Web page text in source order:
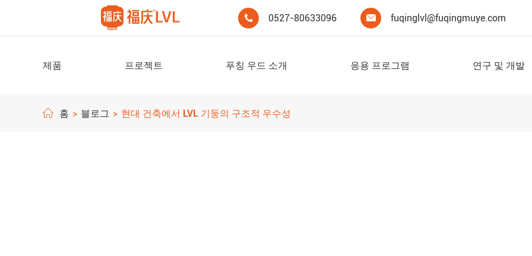
 0527-80633096  fuqinglvl@fuqingmuye.com
제품 프로젝트 푸칭 우드 소개 응용 프로그램 연구 및 개발
홈 블로그 현대 건축에서 LVL 기둥의 구조적 우수성